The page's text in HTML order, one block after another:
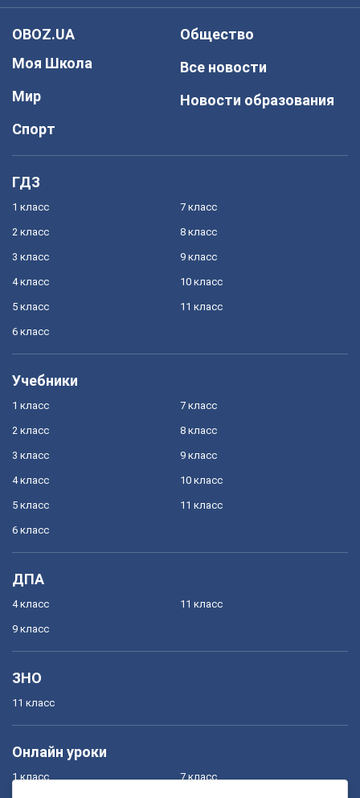
OBOZ.UA
Моя Школа
Мир
Спорт
Общество
Все новости
Новости образования
ГДЗ
1 класс
2 класс
3 класс
4 класс
5 класс
6 класс
7 класс
8 класс
9 класс
10 класс
11 класс
Учебники
1 класс
2 класс
3 класс
4 класс
5 класс
6 класс
7 класс
8 класс
9 класс
10 класс
11 класс
ДПА
4 класс
9 класс
11 класс
ЗНО
11 класс
Онлайн уроки
1 класс 7 класс